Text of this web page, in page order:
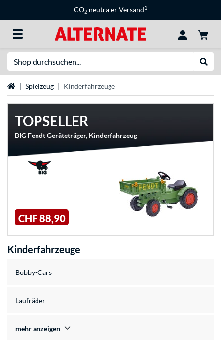
CO2 neutraler Versand1
StartseiteSpielzeug Kinderfahrzeuge
TOPSELLER
BIG Fendt Geräteträger, Kinderfahrzeug
CHF 88,90
Kinderfahrzeuge
Bobby-Cars
Laufräder
mehr anzeigen